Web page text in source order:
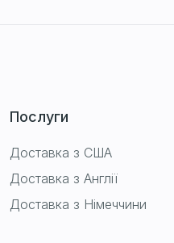
Послуги
Доставка з США
Доставка з Англії
Доставка з Німеччини